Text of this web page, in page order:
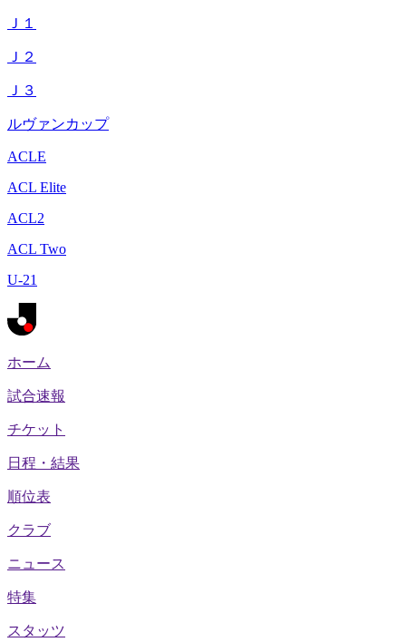
Ｊ１
Ｊ２
Ｊ３
ルヴァンカップ
ACLE
ACL Elite
ACL2
ACL Two
U-21
ホーム
試合速報
チケット
日程・結果
順位表
クラブ
ニュース
特集
スタッツ